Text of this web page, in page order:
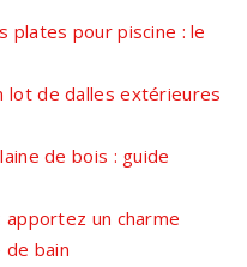
plates pour piscine : le
lot de dalles extérieures
de bois : guide
apportez un charme
bain